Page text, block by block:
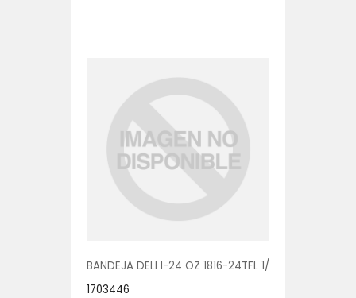
BANDEJA DELI I-24 OZ 1816-24TFL 1/200
1703446